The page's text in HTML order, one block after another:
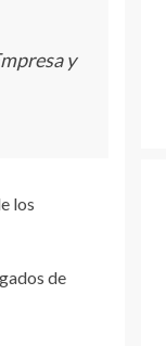
y
los
de